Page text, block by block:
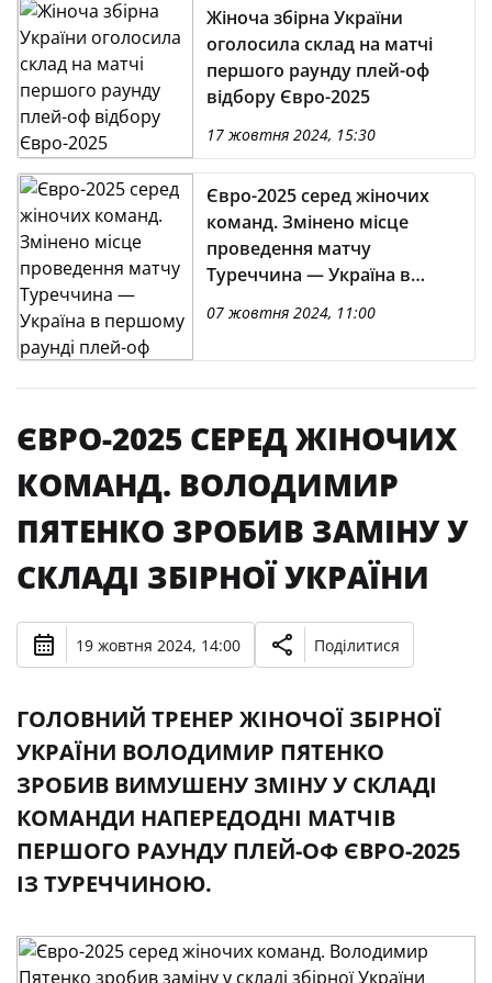
Жіноча збірна України
оголосила склад на матчі
першого раунду плей-оф
відбору Євро-2025
17 жовтня 2024, 15:30
Євро-2025 серед жіночих
команд. Змінено місце
проведення матчу
Туреччина — Україна в
07 жовтня 2024, 11:00
ЄВРО-2025 СЕРЕД ЖІНОЧИХ
КОМАНД. ВОЛОДИМИР
ПЯТЕНКО ЗРОБИВ ЗАМІНУ У
СКЛАДІ ЗБІРНОЇ УКРАЇНИ
19 жовтня 2024, 14:00 Поділитися
ГОЛОВНИЙ ТРЕНЕР ЖІНОЧОЇ ЗБІРНОЇ
УКРАЇНИ ВОЛОДИМИР ПЯТЕНКО
ЗРОБИВ ВИМУШЕНУ ЗМІНУ У СКЛАДІ
КОМАНДИ НАПЕРЕДОДНІ МАТЧІВ
ПЕРШОГО РАУНДУ ПЛЕЙ-ОФ ЄВРО-2025
ІЗ ТУРЕЧЧИНОЮ.